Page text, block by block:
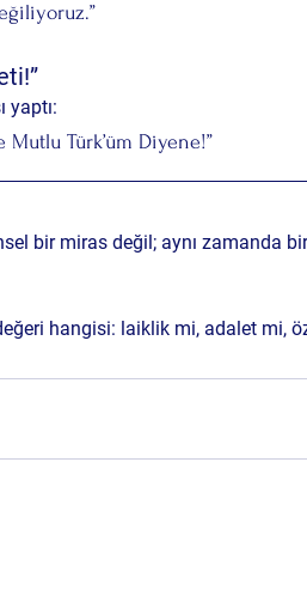
yaptı:
Mutlu Türk’üm Diyene!”
bir miras değil; aynı zamanda
hangisi: laiklik mi, adalet mi,